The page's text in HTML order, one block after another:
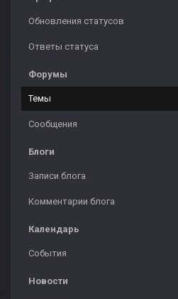
Обновления статусов
Ответы статуса
Форумы
Темы
Сообщения
Блоги
Записи блога
Комментарии блога
Календарь
События
Новости